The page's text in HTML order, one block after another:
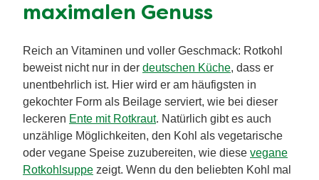
maximalen Genuss
Reich an Vitaminen und voller Geschmack: Rotkohl
beweist nicht nur in der deutschen Küche, dass er
unentbehrlich ist. Hier wird er am häufigsten in
gekochter Form als Beilage serviert, wie bei dieser
leckeren Ente mit Rotkraut. Natürlich gibt es auch
unzählige Möglichkeiten, den Kohl als vegetarische
oder vegane Speise zuzubereiten, wie diese vegane
Rotkohlsuppe zeigt. Wenn du den beliebten Kohl mal